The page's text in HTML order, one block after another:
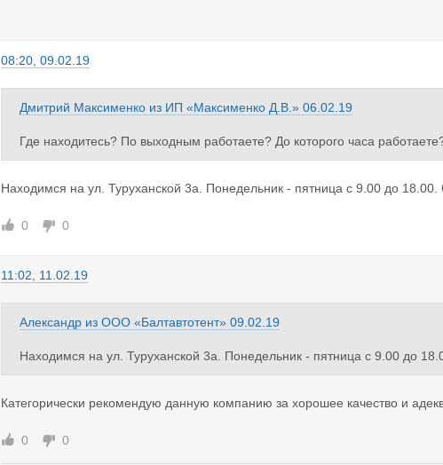
08:20, 09.02.19
Дмитрий Максименко из ИП «Максименко Д.В.» 06.02.19
Где находитесь? По выходным работаете? До которого часа
Находимся на ул. Туруханской 3а. Понедельник - пятница с 9.00 до
0 0
11:02, 11.02.19
Александр из ООО «Балтавтотент» 09.02.19
Находимся на ул. Туруханской 3а. Понедельник - пятница с 9.00 до
Категорически рекомендую данную компанию за хорошее качество и
0 0